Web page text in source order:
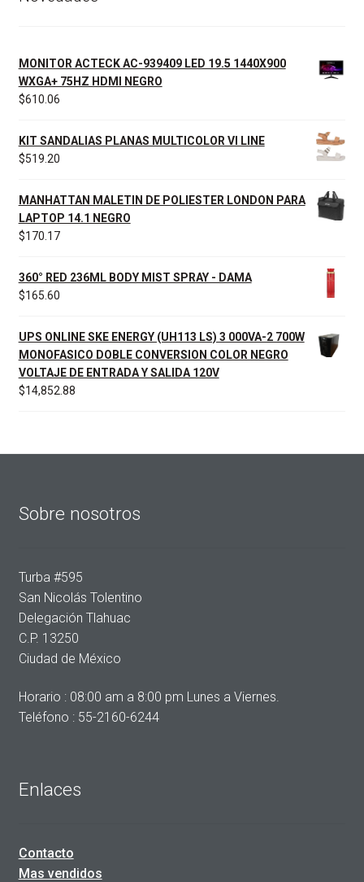
MONITOR ACTECK AC-939409 LED 19.5 1440X900
WXGA+ 75HZ HDMI NEGRO
$610.06
KIT SANDALIAS PLANAS MULTICOLOR VI LINE
$519.20
MANHATTAN MALETIN DE POLIESTER LONDON PARA
LAPTOP 14.1 NEGRO
$170.17
360° RED 236ML BODY MIST SPRAY - DAMA
$165.60
UPS ONLINE SKE ENERGY (UH113 LS) 3 000VA-2 700W
MONOFASICO DOBLE CONVERSION COLOR NEGRO
VOLTAJE DE ENTRADA Y SALIDA 120V
$14,852.88
Sobre nosotros
Turba #595
San Nicolás Tolentino
Delegación Tlahuac
C.P. 13250
Ciudad de México
Horario : 08:00 am a 8:00 pm Lunes a Viernes.
Teléfono : 55-2160-6244
Enlaces
Contacto
Mas vendidos